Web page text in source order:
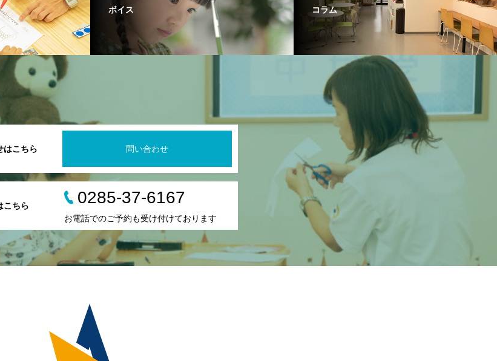
ボイス コラム
はこちら 問い合わせ
こちら 0285-37-6167
お電話でのご予約も受け付けております